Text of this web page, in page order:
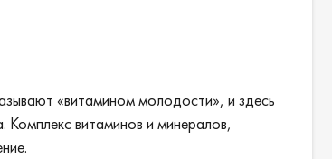
«витамином молодости», и здесь
витаминов и минералов,